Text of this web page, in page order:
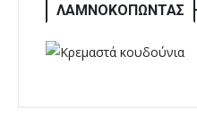
ΛΑΜΝΟΚΟΠΩΝΤΑΣ